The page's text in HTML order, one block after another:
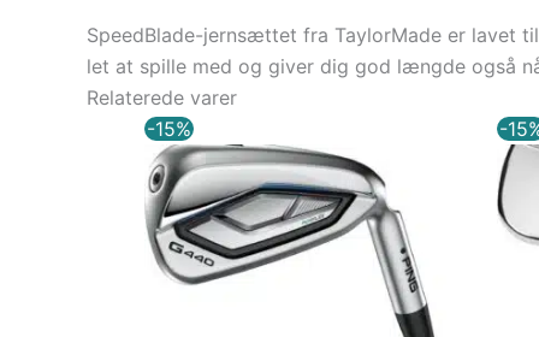
SpeedBlade-jernsættet fra TaylorMade er lavet
let at spille med og giver dig god længde også
Relaterede varer
-15%
oprindelige
pris
var:
10.675,00 kr..
er:
9.073,75 kr..
-